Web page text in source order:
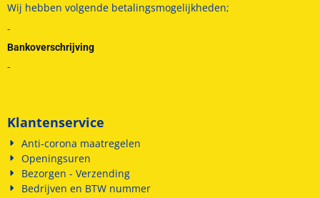
Wij hebben volgende betalingsmogelijkheden;
-
Bankoverschrijving
-
Klantenservice
Anti-corona maatregelen
Openingsuren
Bezorgen - Verzending
Bedrijven en BTW nummer